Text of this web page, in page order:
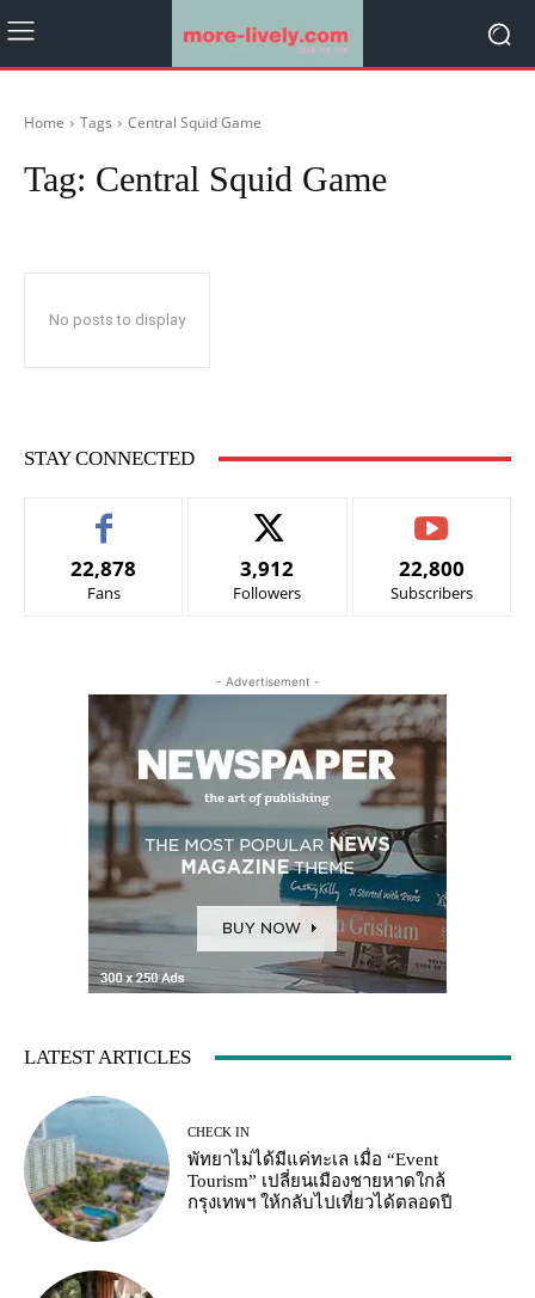
Home Tags Central Squid Game
Tag: Central Squid Game
No posts to display
STAY CONNECTED
22,878
Fans
3,912
Followers
22,800
Subscribers
- Advertisement -
LATEST ARTICLES
CHECK IN
พัทยาไม่ได้มีแค่ทะเล เมื่อ “Event
Tourism” เปลี่ยนเมืองชายหาดใกล้
กรุงเทพฯ ให้กลับไปเที่ยวได้ตลอดปี